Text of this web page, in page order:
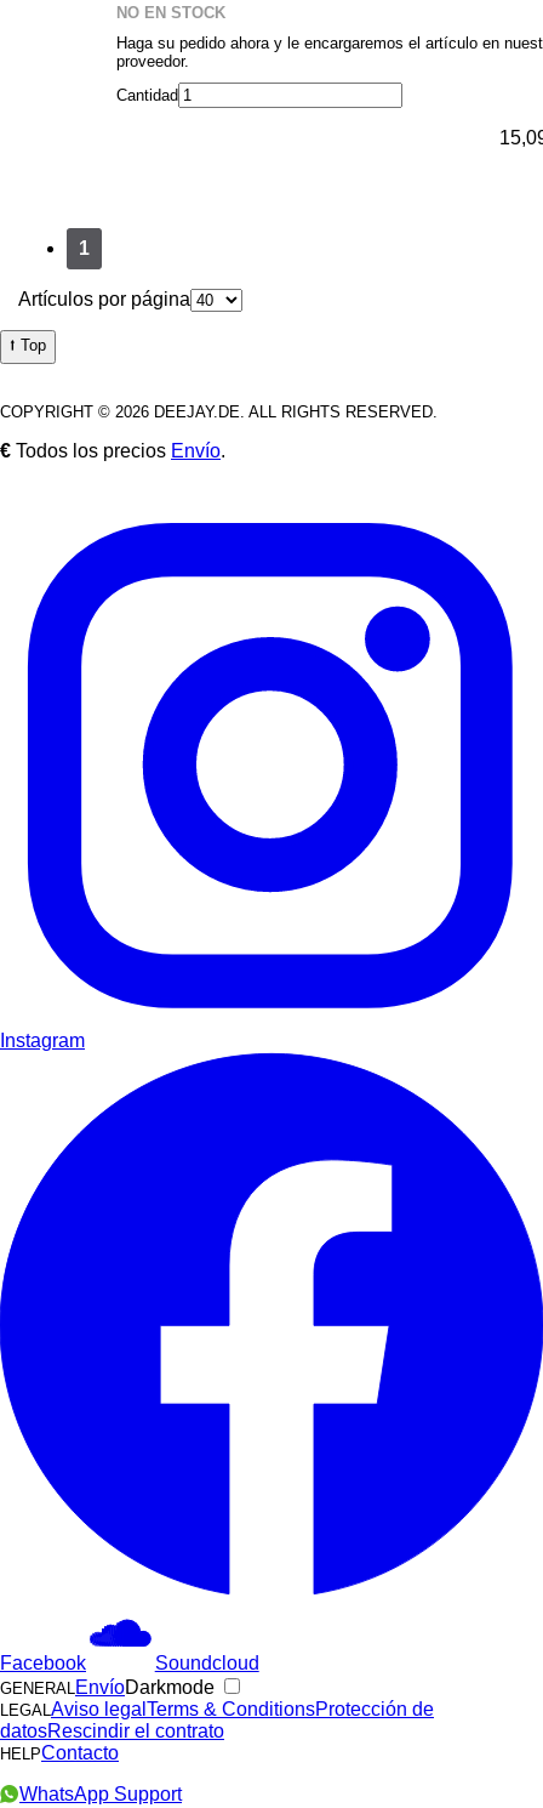
NO EN STOCK
Haga su pedido ahora y le encargaremos el artículo en
proveedor.
Cantidad
1
Artículos por página
⭡ Top
COPYRIGHT © 2026 DEEJAY.DE. ALL RIGHTS RESERVED.
€ Todos los precios Envío.
Instagram
Facebook Soundcloud
GENERAL EnvíoDarkmode
LEGAL Aviso legal Terms & ConditionsProtección de
datosRescindir el contrato
HELPContacto
WhatsApp Support